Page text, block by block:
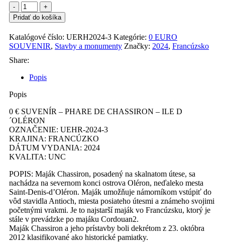
množstvo
PHARE
DE
CHASSIRON
-
ILE
D
2024-
Pridať do košíka
Katalógové číslo: UERH2024-3 Kategórie: 0 EURO
SOUVENIR, Stavby a monumenty Značky: 2024, Francúzsko
Share:
Popis
Popis
0 € SUVENÍR – PHARE DE CHASSIRON – ILE D
´OLÉRON
OZNAČENIE: UEHR-2024-3
KRAJINA: FRANCÚZKO
DÁTUM VYDANIA: 2024
KVALITA: UNC
POPIS: Maják Chassiron, posadený na skalnatom útese, sa
nachádza na severnom konci ostrova Oléron, neďaleko mesta
Saint-Denis-d’Oléron. Maják umožňuje námorníkom vstúpiť do
vôd stavidla Antioch, miesta posiateho útesmi a známeho svojimi
početnými vrakmi. Je to najstarší maják vo Francúzsku, ktorý je
stále v prevádzke po majáku Cordouan2.
Maják Chassiron a jeho prístavby boli dekrétom z 23. októbra
2012 klasifikované ako historické pamiatky.